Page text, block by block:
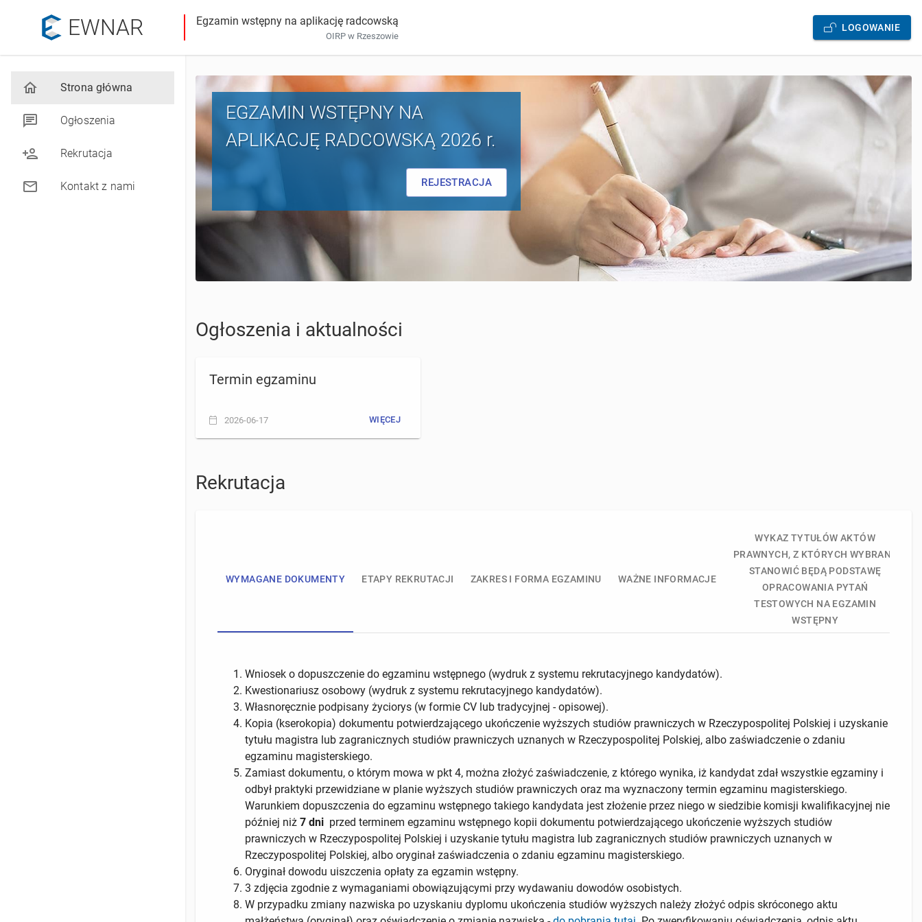
EWNAR Egzamin wstępny na aplikację radcowską
OIRP w Rzeszowie
LOGOWANIE
Strona główna
Ogłoszenia
Rekrutacja
Kontakt z nami
EGZAMIN WSTĘPNY NA
APLIKACJĘ RADCOWSKĄ 2026 r.
REJESTRACJA
Ogłoszenia i aktualności
Termin egzaminu
2026-06-17 WIĘCEJ
Rekrutacja
WYMAGANE DOKUMENTY ETAPY REKRUTACJI ZAKRES I FORMA EGZAMINU WAŻNE INFORMACJE
WYKAZ TYTUŁÓW AKTÓW
PRAWNYCH, Z KTÓRYCH WYBRANE
STANOWIĆ BĘDĄ PODSTAWĘ
OPRACOWANIA PYTAŃ
TESTOWYCH NA EGZAMIN
WSTĘPNY
Wniosek o dopuszczenie do egzaminu wstępnego (wydruk z systemu rekrutacyjnego kandydatów).
Kwestionariusz osobowy (wydruk z systemu rekrutacyjnego kandydatów).
Własnoręcznie podpisany życiorys (w formie CV lub tradycyjnej - opisowej).
Kopia (kserokopia) dokumentu potwierdzającego ukończenie wyższych studiów prawniczych w Rzeczypospolitej Polskiej i uzyskanie
tytułu magistra lub zagranicznych studiów prawniczych uznanych w Rzeczypospolitej Polskiej, albo zaświadczenie o zdaniu
egzaminu magisterskiego.
Zamiast dokumentu, o którym mowa w pkt 4, można złożyć zaświadczenie, z którego wynika, iż kandydat zdał wszystkie egzaminy i
odbył praktyki przewidziane w planie wyższych studiów prawniczych oraz ma wyznaczony termin egzaminu magisterskiego.
Warunkiem dopuszczenia do egzaminu wstępnego takiego kandydata jest złożenie przez niego w siedzibie komisji kwalifikacyjnej nie
później niż 7 dni przed terminem egzaminu wstępnego kopii dokumentu potwierdzającego ukończenie wyższych studiów
prawniczych w Rzeczypospolitej Polskiej i uzyskanie tytułu magistra lub zagranicznych studiów prawniczych uznanych w
Rzeczypospolitej Polskiej, albo oryginał zaświadczenia o zdaniu egzaminu magisterskiego.
Oryginał dowodu uiszczenia opłaty za egzamin wstępny.
3 zdjęcia zgodnie z wymaganiami obowiązującymi przy wydawaniu dowodów osobistych.
W przypadku zmiany nazwiska po uzyskaniu dyplomu ukończenia studiów wyższych należy złożyć odpis skróconego aktu